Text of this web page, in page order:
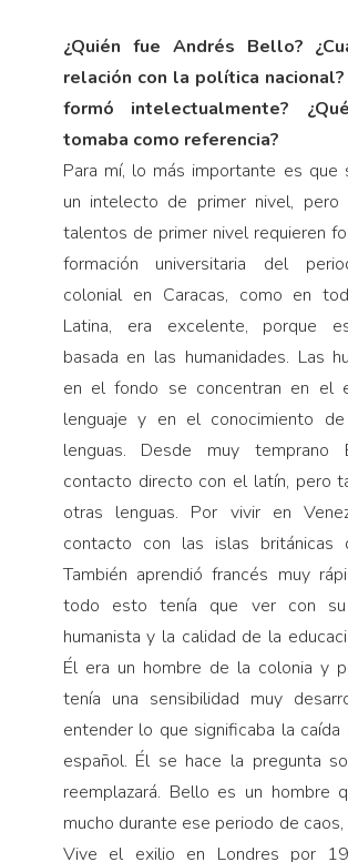
¿Quién fue Andrés Bello?
relación con la política nacional?
formó intelectualmente?
tomaba como referencia?
Para mí, lo más importante es que
un intelecto de primer nivel, pero
talentos de primer nivel requieren
formación universitaria del
colonial en Caracas, como en
Latina, era excelente, porque
basada en las humanidades. Las
en el fondo se concentran en el
lenguaje y en el conocimiento
lenguas. Desde muy temprano
contacto directo con el latín, pero
otras lenguas. Por vivir en
contacto con las islas británicas
También aprendió francés muy
todo esto tenía que ver con su
humanista y la calidad de la
Él era un hombre de la colonia y
tenía una sensibilidad muy
entender lo que significaba la caída
español. Él se hace la pregunta
reemplazará. Bello es un hombre
mucho durante ese periodo de caos,
Vive el exilio en Londres por